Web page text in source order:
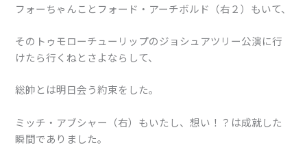
フォーちゃんことフォード・アーチボルド（右２）もいて、
そのトゥモローチューリップのジョシュアツリー公演に行
けたら行くねとさよならして、
総帥とは明日会う約束をした。
ミッチ・アブシャー（右）もいたし、想い！？は成就した
瞬間でありました。